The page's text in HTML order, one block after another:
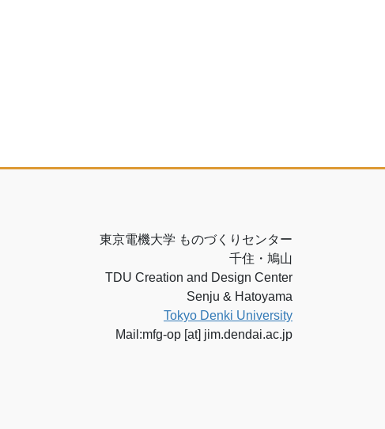
東京電機大学 ものづくりセンター
千住・鳩山
TDU Creation and Design Center
Senju & Hatoyama
Tokyo Denki University
Mail:mfg-op [at] jim.dendai.ac.jp